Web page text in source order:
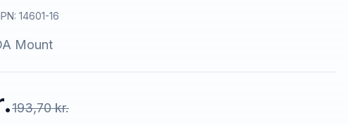
14601-16
Mount
193,70 kr.